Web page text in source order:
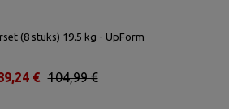
(8 stuks) 19.5 kg - UpForm
104,99 €
€